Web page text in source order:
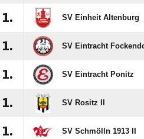
1. SV Einheit Altenburg
1. SV Eintracht
1. SV Eintracht Ponitz
1. SV Rositz II
1. SV Schmölln 1913 II